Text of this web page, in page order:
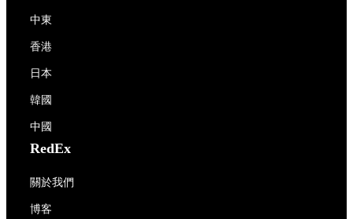
中東
香港
日本
韓國
中國
RedEx
關於我們
博客